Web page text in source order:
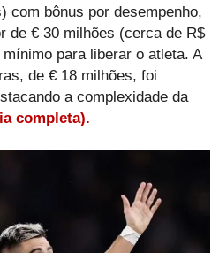
com bônus por desempenho,
de € 30 milhões (cerca de R$
para liberar o atleta. A
de € 18 milhões, foi
a complexidade da
completa).